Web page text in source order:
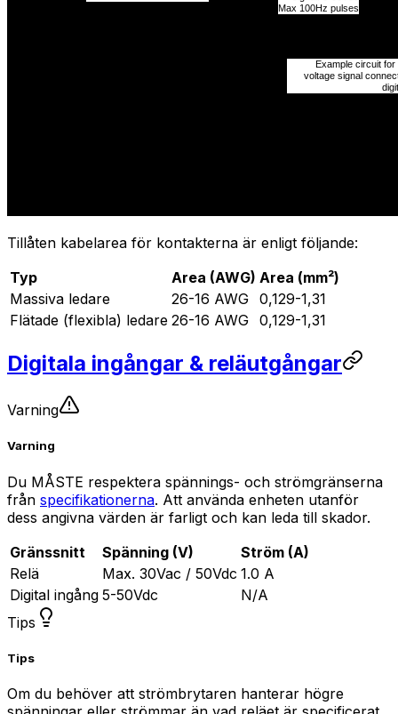
Tillåten kabelarea för kontakterna är enligt följande:
Typ
Area (AWG) Area (mm²)
Massiva ledare
26-16 AWG 0,129-1,31
Flätade (flexibla) ledare 26-16 AWG 0,129-1,31
Digitala ingångar & reläutgångar
Varning
Varning
Du MÅSTE respektera spännings- och strömgränserna
från specifikationerna. Att använda enheten utanför
dess angivna värden är farligt och kan leda till skador.
Gränssnitt
Spänning (V)
Ström (A)
Relä
Max. 30Vac / 50Vdc 1.0 A
Digital ingång 5-50Vdc
N/A
Tips
Tips
Om du behöver att strömbrytaren hanterar högre